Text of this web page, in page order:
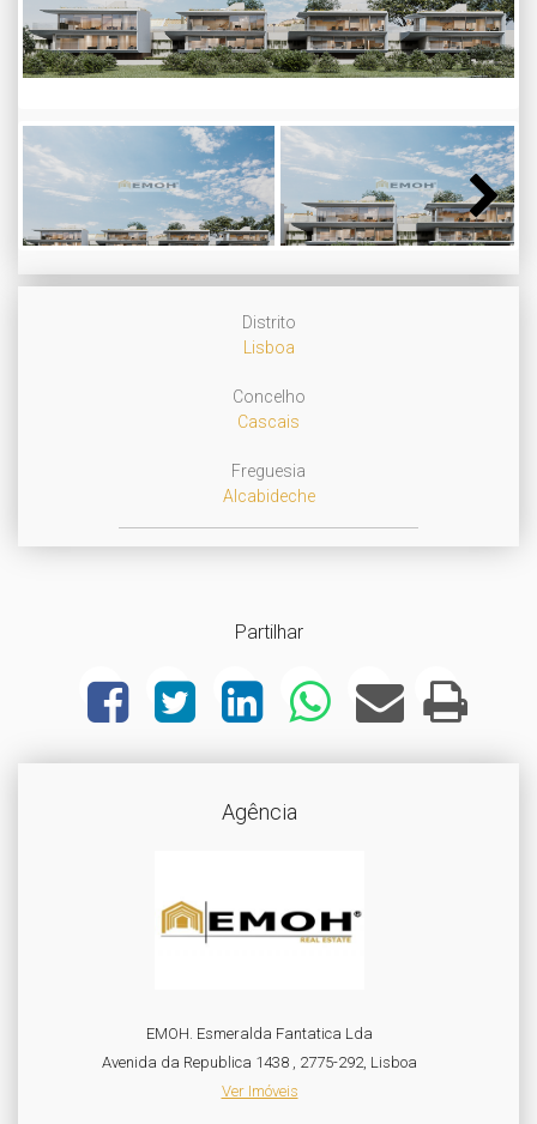
Next
Distrito
Lisboa
Concelho
Cascais
Freguesia
Alcabideche
Partilhar
Agência
EMOH. Esmeralda Fantatica Lda
Avenida da Republica 1438 , 2775-292, Lisboa
Ver Imóveis